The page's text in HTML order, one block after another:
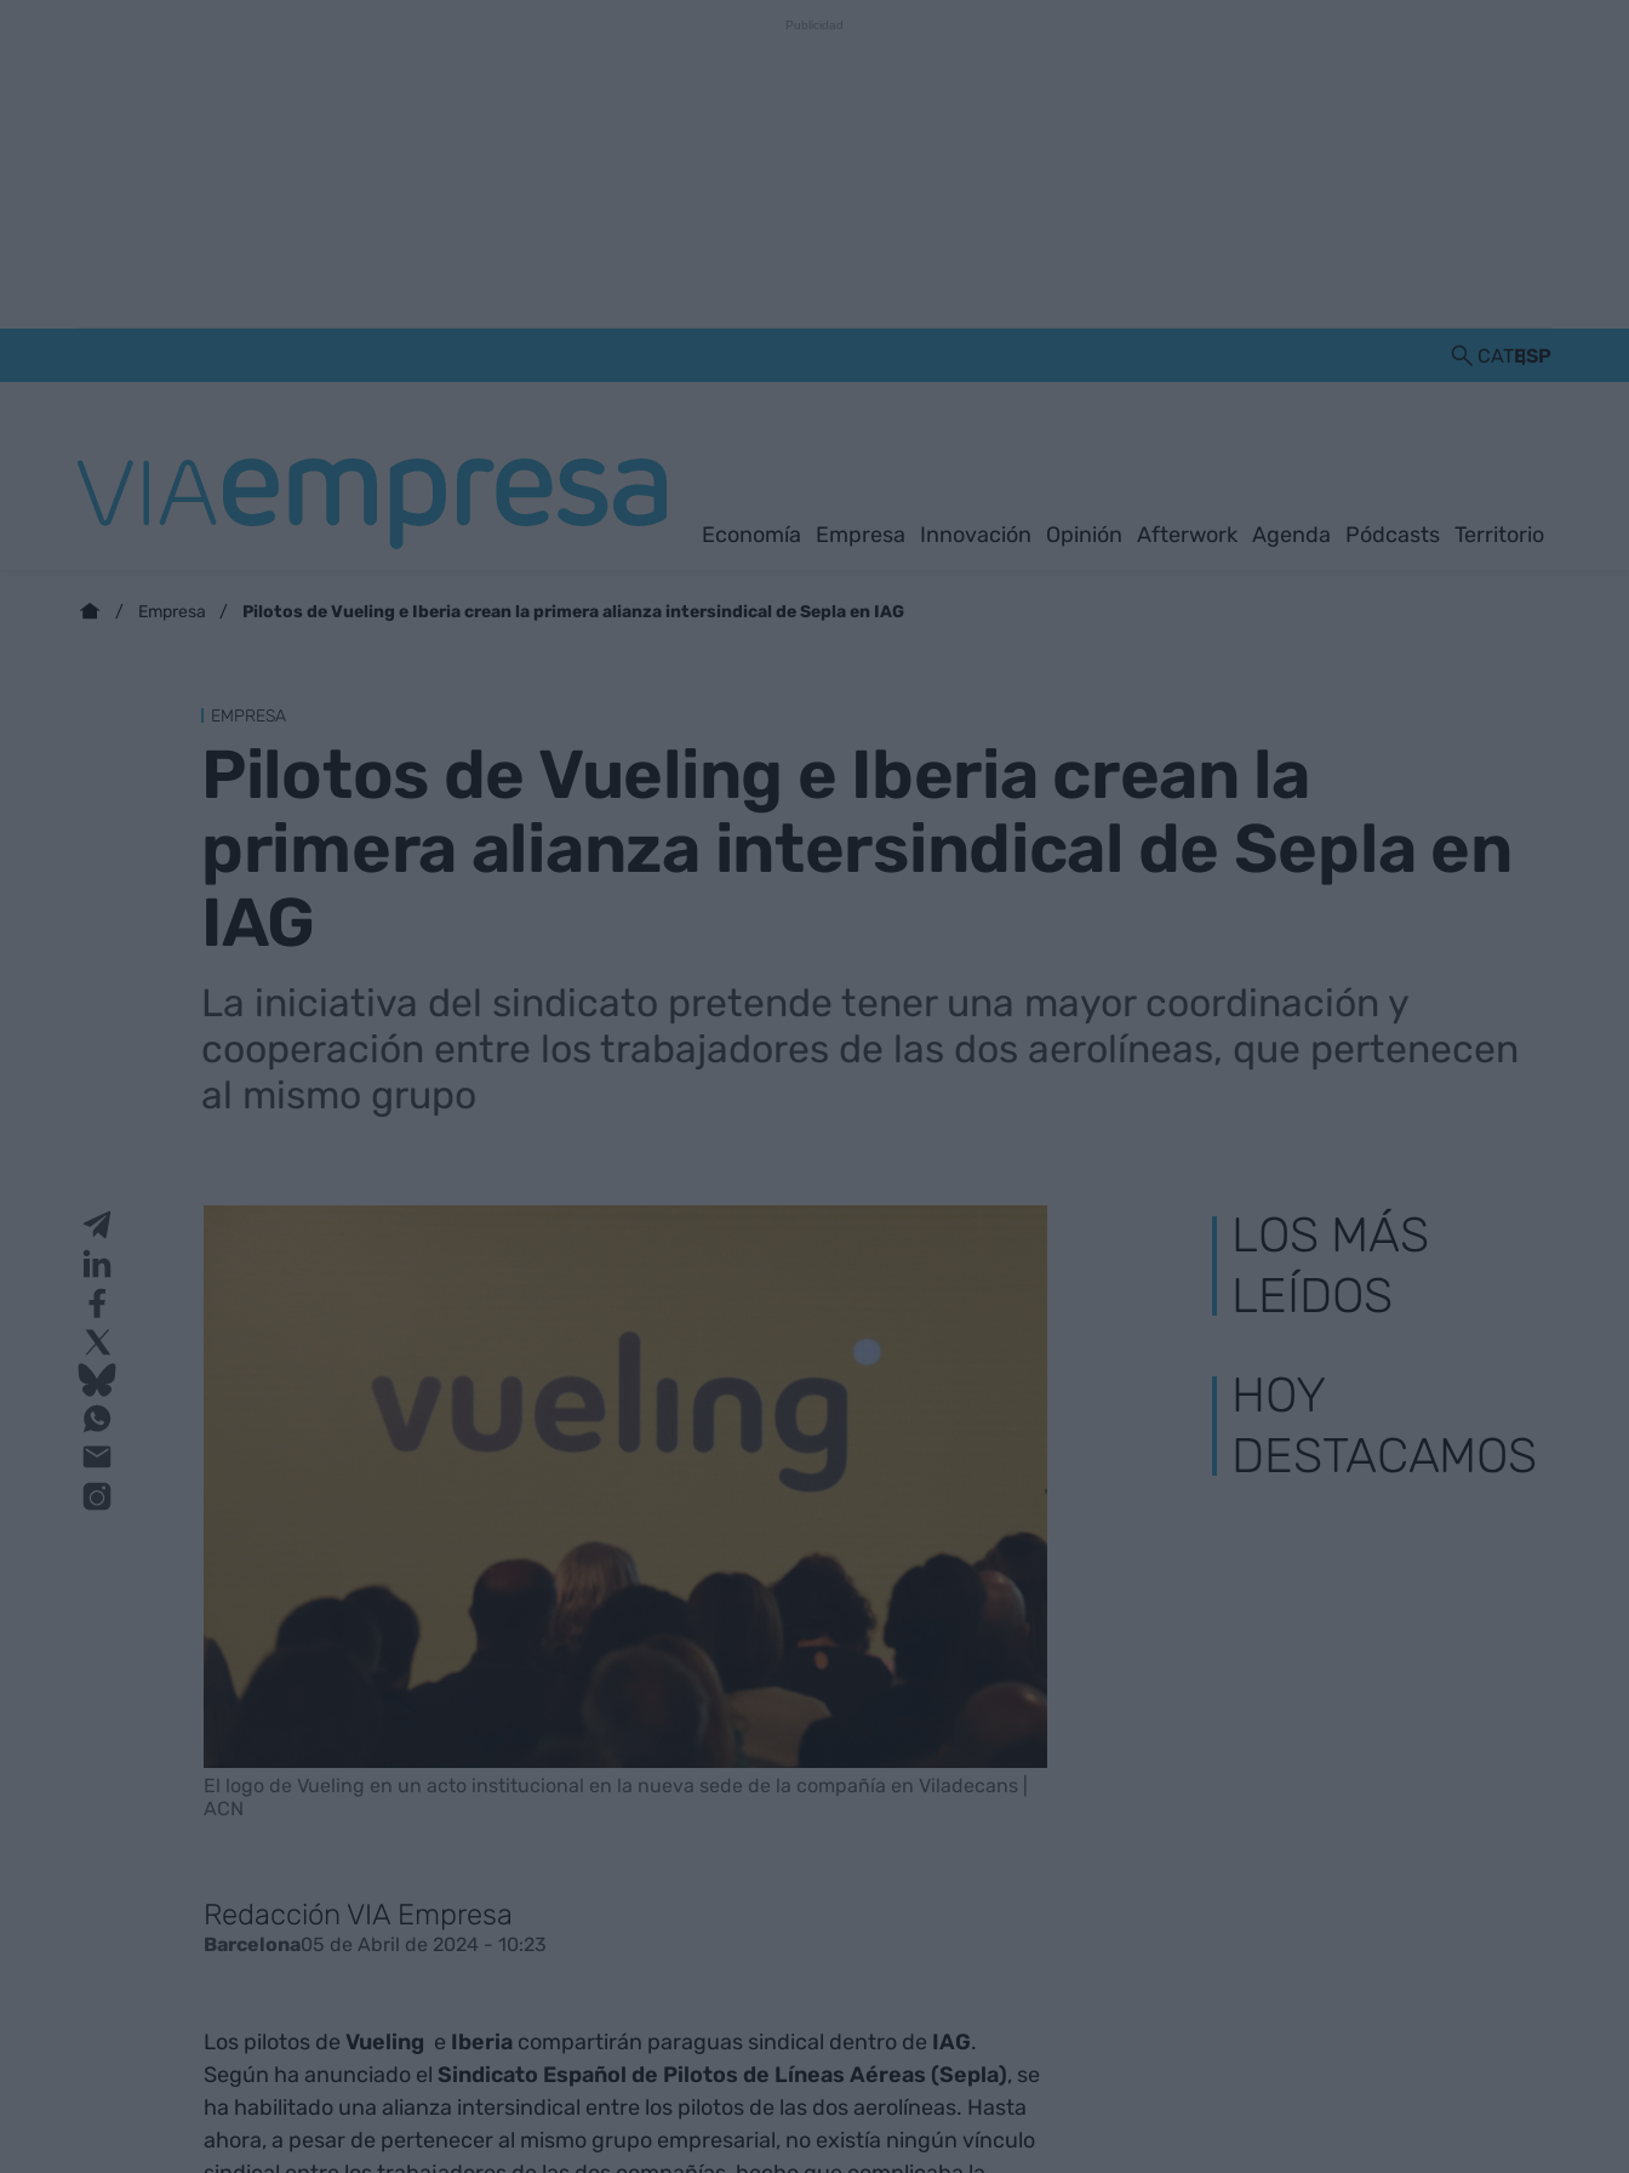
CATESP
Economía Empresa Innovación Opinión Afterwork Agenda Pódcasts Territorio
Empresa Pilotos de Vueling e Iberia crean la primera alianza intersindical de Sepla en IAG
EMPRESA
Pilotos de Vueling e Iberia crean la
primera alianza intersindical de Sepla en
IAG
La iniciativa del sindicato pretende tener una mayor coordinación y
cooperación entre los trabajadores de las dos aerolíneas, que pertenecen
al mismo grupo
El logo de Vueling en un acto institucional en la nueva sede de la compañía en Viladecans |
ACN
Redacción VIA Empresa
Barcelona05 de Abril de 2024 - 10:23
Los pilotos de Vueling e Iberiacompartirán paraguas sindical dentro de IAG.
Según ha anunciado el Sindicato Español de Pilotos de Líneas Aéreas (Sepla), se
ha habilitado una alianza intersindical entre los pilotos de las dos aerolíneas. Hasta
ahora, a pesar de pertenecer al mismo grupo empresarial, no existía ningún vínculo
LOS MÁS
LEÍDOS
HOY
DESTACAMOS